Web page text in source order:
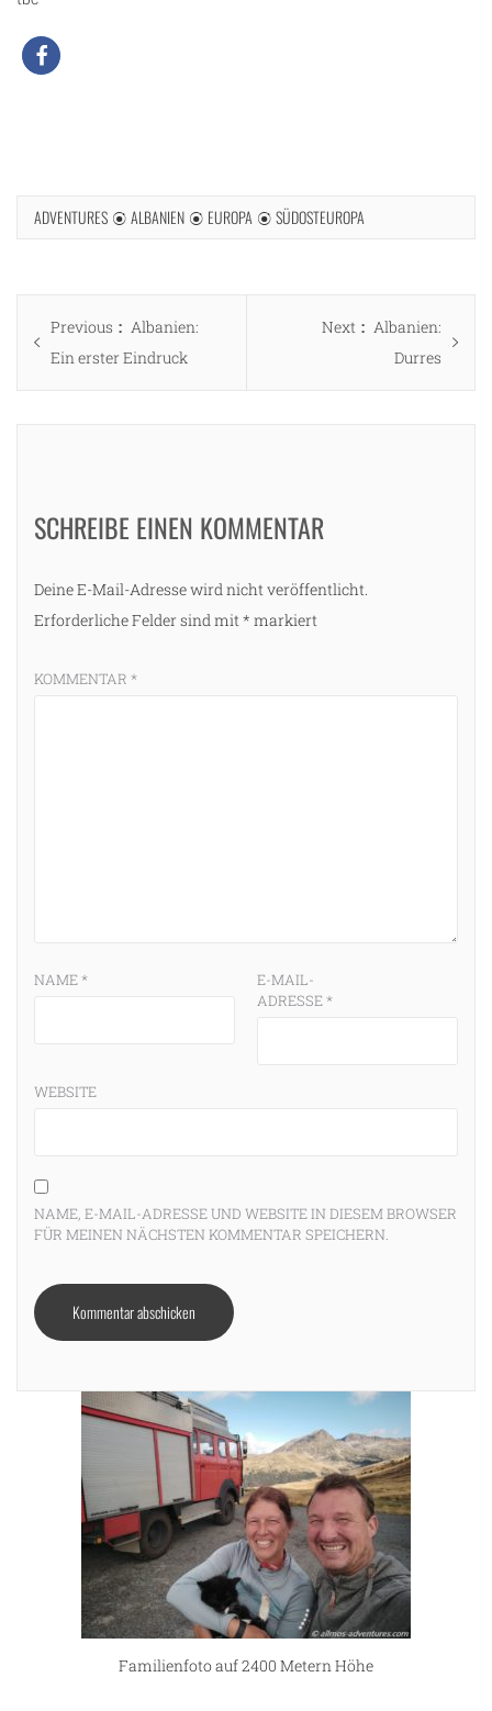
ADVENTURES ALBANIEN EUROPA SÜDOSTEUROPA
Beitragsnavigation
Previous
Previous
post:
Albanien:
Ein erster Eindruck
Next
Next
post:
Albanien:
Durres
SCHREIBE EINEN KOMMENTAR
Deine E-Mail-Adresse wird nicht veröffentlicht.
Erforderliche Felder sind mit * markiert
KOMMENTAR *
NAME*
E-MAIL-
ADRESSE*
WEBSITE
NAME, E-MAIL-ADRESSE UND WEBSITE IN DIESEM BROWSER
FÜR MEINEN NÄCHSTEN KOMMENTAR SPEICHERN.
Familienfoto auf 2400 Metern Höhe